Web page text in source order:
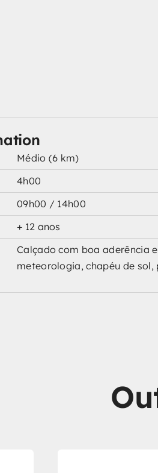
Médio (6 km)
4h00
09h00 / 14h00
+ 12 anos
Calçado com boa aderência
meteorologia, chapéu de